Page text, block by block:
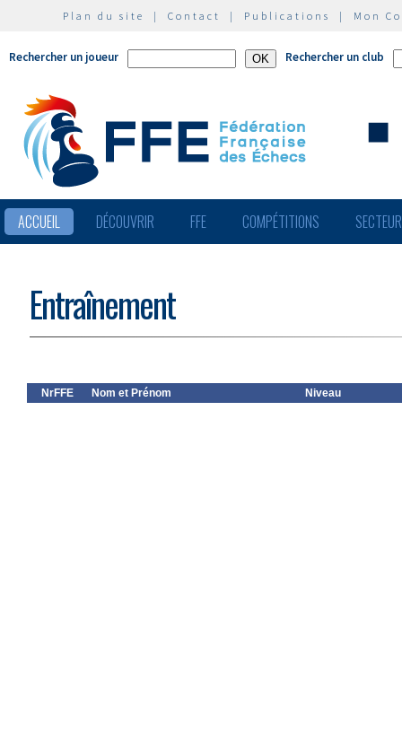
Plan du site | Contact | Publications | Mon
Rechercher un joueur Rechercher un club
ACCUEIL DÉCOUVRIR FFE COMPÉTITIONS
Entraînement
NrFFE Nom et Prénom Niveau